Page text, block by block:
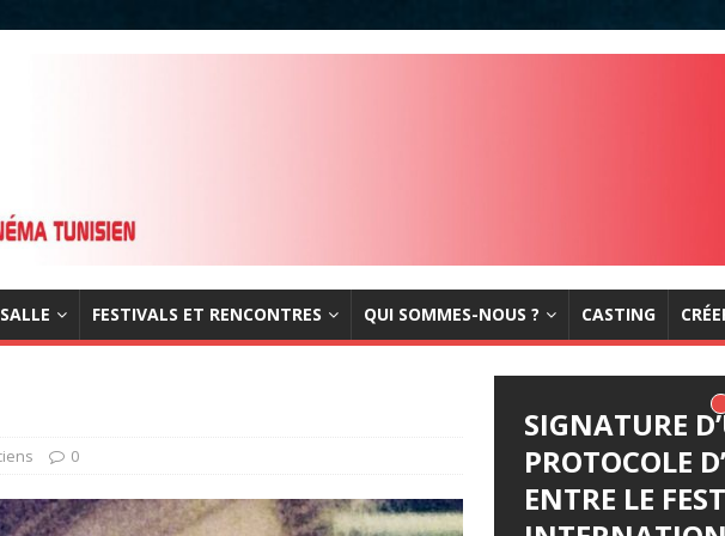
FESTIVALS ET RENCONTRES QUI SOMMES-NOUS ? CASTING
0
SIGNATURE
PROTOCOLE
ENTRE LE